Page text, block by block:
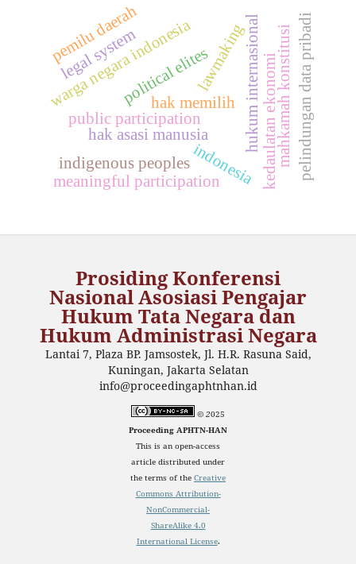
hak memilih
warga negara indonesia
hak asasi manusia hukum internasional
public participation
legal system
indonesia
political eliteslawmaking kedaulatan ekonomimahkamah konstitusipelindungan data pribadi
pemilu daerah
meaningful participation
indigenous peoples
Prosiding Konferensi
Nasional Asosiasi Pengajar
Hukum Tata Negara dan
Hukum Administrasi Negara
Lantai 7, Plaza BP. Jamsostek, Jl. H.R. Rasuna Said,
Kuningan, Jakarta Selatan
info@proceedingaphtnhan.id
© 2025
Proceeding APHTN-HAN
This is an open-access
article distributed under
the terms of the Creative
Commons Attribution-
NonCommercial-
ShareAlike 4.0
International License.